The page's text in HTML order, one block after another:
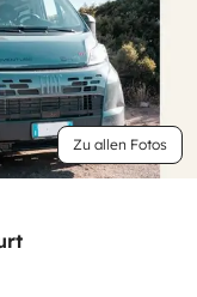
Zu allen Fotos